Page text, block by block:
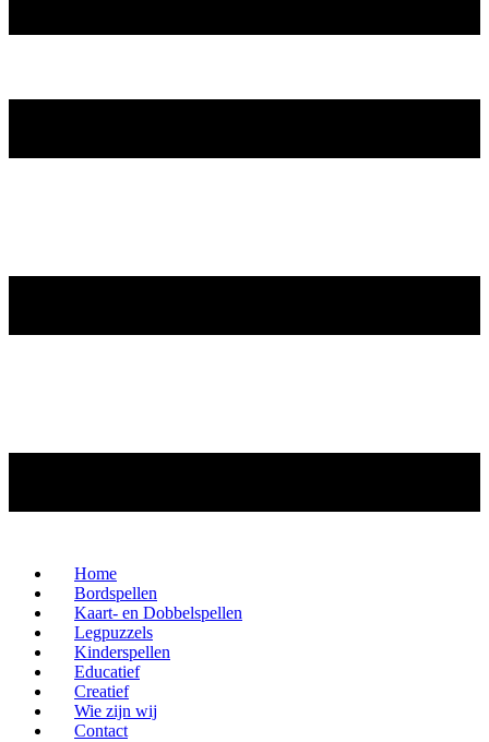
Home
Bordspellen
Kaart- en Dobbelspellen
Legpuzzels
Kinderspellen
Educatief
Creatief
Wie zijn wij
Contact